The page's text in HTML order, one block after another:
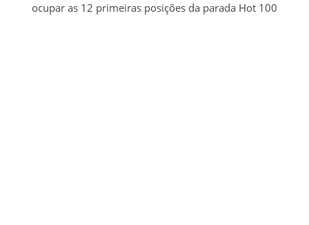
ocupar as 12 primeiras posições da parada Hot 100